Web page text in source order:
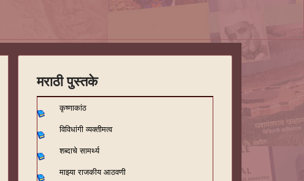
मराठी पुस्तके
कृष्णाकांठ
विविधांगी व्यक्तीमत्व
शब्दाचे सामर्थ्य
माझ्या राजकीय आठवणी